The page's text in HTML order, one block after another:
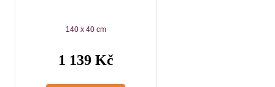
140 x 40 cm
1 139 Kč